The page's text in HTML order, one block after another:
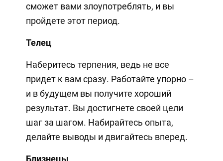
сможет вами злоупотреблять, и вы
пройдете этот период.
Телец
Наберитесь терпения, ведь не все
придет к вам сразу. Работайте упорно –
и в будущем вы получите хороший
результат. Вы достигнете своей цели
шаг за шагом. Набирайтесь опыта,
делайте выводы и двигайтесь вперед.
Близнецы